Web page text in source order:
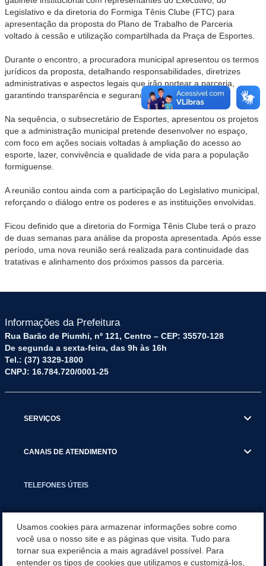
Legislativo e da diretoria do Formiga Tênis Clube (FTC) para
apresentação da proposta do Plano de Trabalho de Parceria
voltado à cessão e utilização compartilhada da Praça de Esportes.
Durante o encontro, a procuradora municipal apresentou os termos
jurídicos da proposta, detalhando responsabilidades, diretrizes
administrativas e aspectos legais que irão nortear a parceria,
garantindo transparência e segurança jurídica ao processo.
Na sequência, o subsecretário de Esportes, apresentou os projetos
que a administração municipal pretende desenvolver no espaço,
com foco em ações sociais voltadas à ampliação do acesso ao
esporte, lazer, convivência e qualidade de vida para a população
formiguense.
A reunião contou ainda com a participação do Legislativo municipal,
reforçando o diálogo entre os poderes e as instituições envolvidas.
Ficou definido que a diretoria do Formiga Tênis Clube terá o prazo
de duas semanas para análise da proposta apresentada. Após esse
período, uma nova reunião será realizada para continuidade das
tratativas e alinhamento dos próximos passos da parceria.
Informações da Prefeitura
Rua Barão de Piumhi, nº 121, Centro – CEP: 35570-128
De segunda a sexta-feira, das 9h às 16h
Tel.: (37) 3329-1800
CNPJ: 16.784.720/0001-25
SERVIÇOS
CANAIS DE ATENDIMENTO
TELEFONES ÚTEIS
NOTÍCIAS
Usamos cookies para armazenar informações sobre como
você usa o nosso site e as páginas que visita. Tudo para
tornar sua experiência a mais agradável possível. Para
entender os tipos de cookies que utilizamos e customizá-los,